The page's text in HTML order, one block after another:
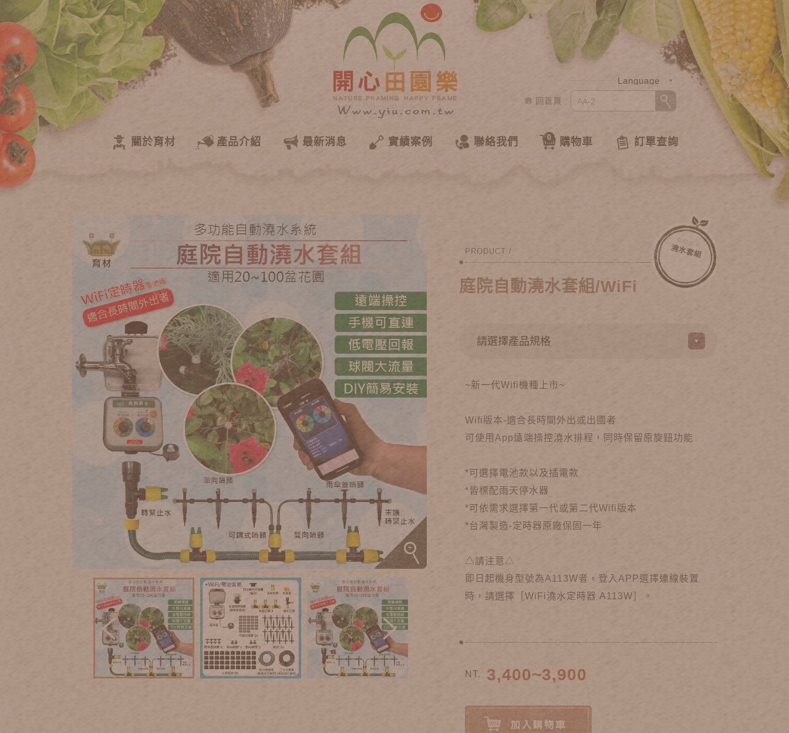
關於育材 產品介紹 最新消息 實績案例 聯絡我們 購物車
0 訂單查詢
回首頁
Language
自動澆水
澆水套組
PRODUCT /
庭院自動澆水套組/WiFi
~新一代Wifi機種上市~
Wifi版本-適合長時間外出或出國者
可使用App遠端操控澆水排程，同時保留原旋鈕功能
*可選擇電池款以及插電款
*皆標配雨天停水器
*可依需求選擇第一代或第二代Wifi版本
*台灣製造-定時器原廠保固一年
△請注意△
即日起機身型號為A113W者，登入APP選擇連線裝置
時，請選擇［WiFi澆水定時器 A113W］。
NT. 3,400~3,900